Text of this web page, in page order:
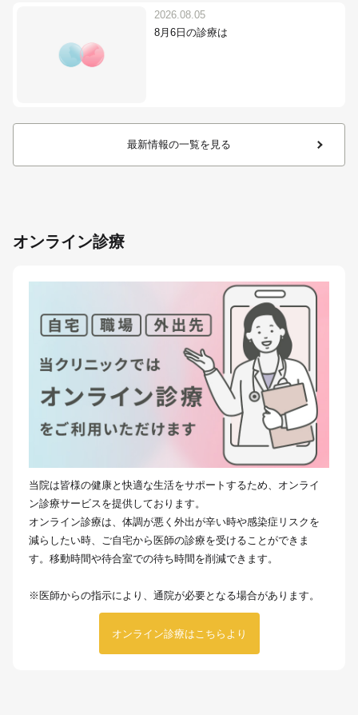
2026.08.05
8月6日の診療は
最新情報の一覧を見る
オンライン診療
当院は皆様の健康と快適な生活をサポートするため、オンライ
ン診療サービスを提供しております。
オンライン診療は、体調が悪く外出が辛い時や感染症リスクを
減らしたい時、ご自宅から医師の診療を受けることができま
す。移動時間や待合室での待ち時間を削減できます。
※医師からの指示により、通院が必要となる場合があります。
オンライン診療はこちらより